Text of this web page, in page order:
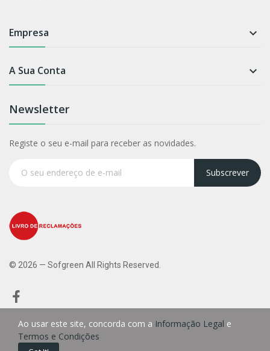
Empresa 
A Sua Conta 
Newsletter
Registe o seu e-mail para receber as novidades.
Subscrever
© 2026 — Sofgreen All Rights Reserved.
Ao usar este site, concorda com a Informação Legal e
Termos e Condições